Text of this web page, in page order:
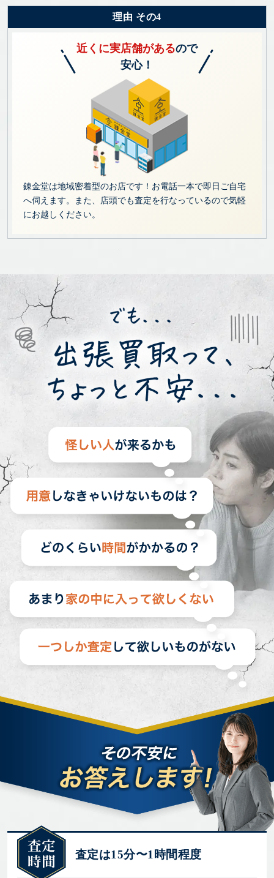
理由 その4
近くに実店舗があるので
安心！
錬金堂は地域密着型のお店です！お電話一本で即日ご自宅
へ伺えます。また、店頭でも査定を行なっているので気軽
にお越しください。
査定は15分〜1時間程度